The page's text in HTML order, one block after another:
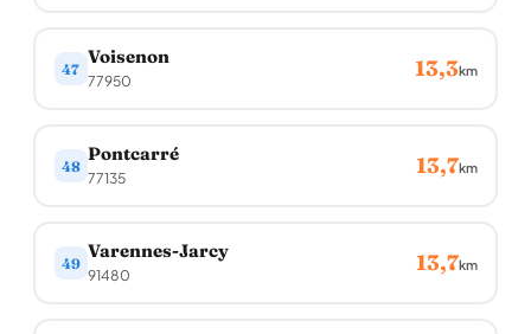
47
Voisenon
77950 13,3km
48
Pontcarré
77135 13,7km
49
Varennes-Jarcy
91480 13,7km